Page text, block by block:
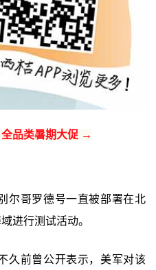
品类暑期大促 →
尔哥罗德号一直被部署在北
进行测试活动。
久前曾公开表示，美军对该